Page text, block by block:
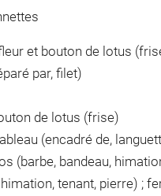
et bouton de lotus
par, filet)
de lotus (frise)
(encadré de,
(barbe, bandeau,
tenant, pierre) ;